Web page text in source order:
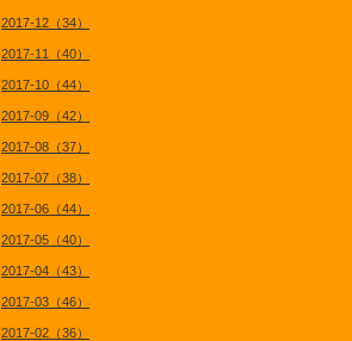
2017-12（34）
2017-11（40）
2017-10（44）
2017-09（42）
2017-08（37）
2017-07（38）
2017-06（44）
2017-05（40）
2017-04（43）
2017-03（46）
2017-02（36）